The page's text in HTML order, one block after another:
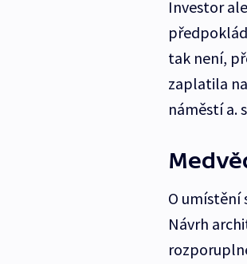
Investor
tak není,
zaplatila
náměstí a.
O umístění
Návrh